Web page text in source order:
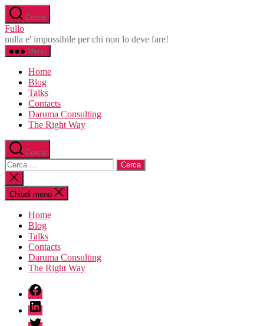
Salta
al
contenuto
Cerca
Fullo
nulla e' impossibile per chi non lo deve fare!
Menu
Home
Blog
Talks
Contacts
Daruma Consulting
The Right Way
Cerca
Cerca:
Chiudi
la
ricerca
Chiudi menu
Home
Blog
Talks
Contacts
Daruma Consulting
The Right Way
fb
linkedin
twitter